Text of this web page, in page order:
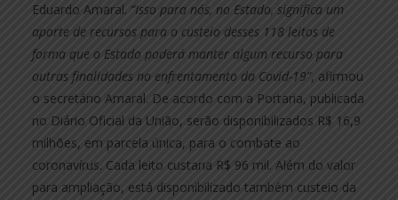
Eduardo Amaral. “Isso para nós, no Estado, significa um
aporte de recursos para o custeio desses 118 leitos de
forma que o Estado poderá manter algum recurso para
outras finalidades no enfrentamento da Covid-19”, afirmou
o secretário Amaral. De acordo com a Portaria, publicada
no Diário Oficial da União, serão disponibilizados R$ 16,9
milhões, em parcela única, para o combate ao
coronavírus. Cada leito custaria R$ 96 mil. Além do valor
para ampliação, está disponibilizado também custeio da